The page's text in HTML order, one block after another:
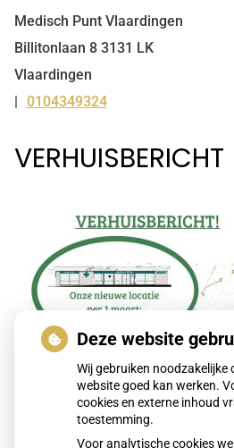
Medisch Punt Vlaardingen
Billitonlaan 8 3131 LK
Vlaardingen
Tel:
0104349324
VERHUISBERICHT
Deze website
Wij gebruiken noodzakelijke
website goed kan werken.
cookies en externe inhoud
toestemming.
Voor analytische cookies